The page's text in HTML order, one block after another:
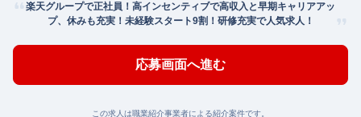
楽天グループで正社員！高インセンティブで高収入と早期キャリアアッ
プ、休みも充実！未経験スタート9割！研修充実で人気求人！
応募画面へ進む
この求人は職業紹介事業者による紹介案件です。